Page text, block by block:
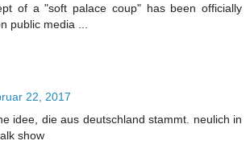
of a "soft palace coup" has been officially
public media ...
22, 2017
idee, die aus deutschland stammt. neulich in
show